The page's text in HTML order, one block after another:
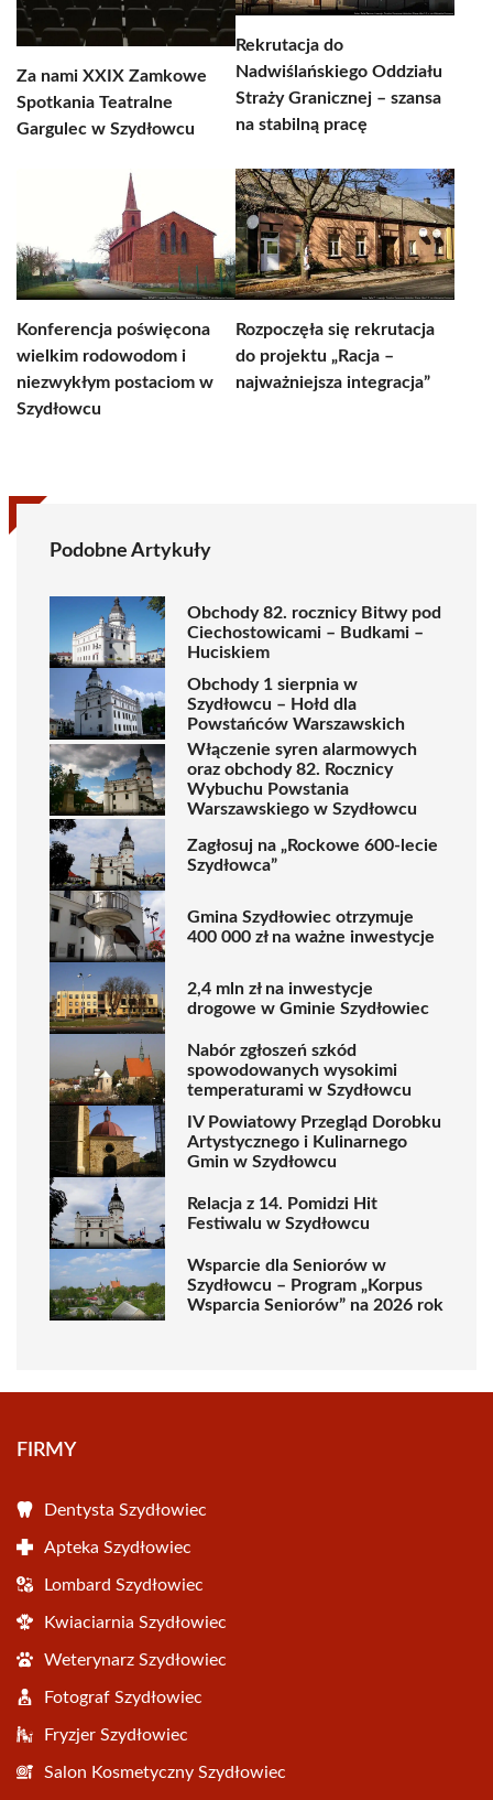
Za nami XXIX Zamkowe
Spotkania Teatralne
Gargulec w Szydłowcu
Rekrutacja do
Nadwiślańskiego Oddziału
Straży Granicznej – szansa
na stabilną pracę
Konferencja poświęcona
wielkim rodowodom i
niezwykłym postaciom w
Szydłowcu
Rozpoczęła się rekrutacja
do projektu „Racja –
najważniejsza integracja”
Podobne Artykuły
Obchody 82. rocznicy Bitwy pod
Ciechostowicami – Budkami –
Huciskiem
Obchody 1 sierpnia w
Szydłowcu – Hołd dla
Powstańców Warszawskich
Włączenie syren alarmowych
oraz obchody 82. Rocznicy
Wybuchu Powstania
Warszawskiego w Szydłowcu
Zagłosuj na „Rockowe 600-lecie
Szydłowca”
Gmina Szydłowiec otrzymuje
400 000 zł na ważne inwestycje
2,4 mln zł na inwestycje
drogowe w Gminie Szydłowiec
Nabór zgłoszeń szkód
spowodowanych wysokimi
temperaturami w Szydłowcu
IV Powiatowy Przegląd Dorobku
Artystycznego i Kulinarnego
Gmin w Szydłowcu
Relacja z 14. Pomidzi Hit
Festiwalu w Szydłowcu
Wsparcie dla Seniorów w
Szydłowcu – Program „Korpus
Wsparcia Seniorów” na 2026 rok
FIRMY
Dentysta Szydłowiec
Apteka Szydłowiec
Lombard Szydłowiec
Kwiaciarnia Szydłowiec
Weterynarz Szydłowiec
Fotograf Szydłowiec
Fryzjer Szydłowiec
Salon Kosmetyczny Szydłowiec